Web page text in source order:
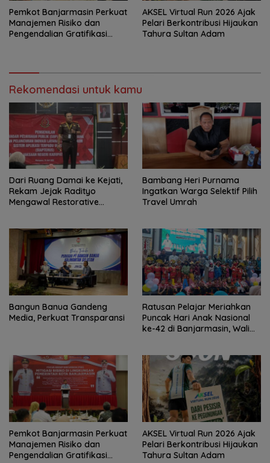
Pemkot Banjarmasin Perkuat
Manajemen Risiko dan
Pengendalian Gratifikasi
AKSEL Virtual Run 2026 Ajak
Pelari Berkontribusi Hijaukan
Tahura Sultan Adam
Rekomendasi untuk kamu
Dari Ruang Damai ke Kejati,
Rekam Jejak Radityo
Mengawal Restorative
Bambang Heri Purnama
Ingatkan Warga Selektif Pilih
Travel Umrah
Bangun Banua Gandeng
Media, Perkuat Transparansi
Ratusan Pelajar Meriahkan
Puncak Hari Anak Nasional
ke-42 di Banjarmasin, Wali
Pemkot Banjarmasin Perkuat
Manajemen Risiko dan
Pengendalian Gratifikasi
AKSEL Virtual Run 2026 Ajak
Pelari Berkontribusi Hijaukan
Tahura Sultan Adam